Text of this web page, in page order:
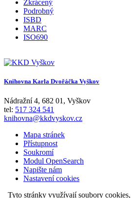
Zkrácený
Podrobný
ISBD
MARC
ISO690
Knihovna Karla Dvořáčka Vyškov
Nádražní 4, 682 01 , Vyškov
tel: 517 324 541
knihovna@kkdvyskov.cz
Mapa stránek
Přístupnost
Soukromí
Modul OpenSearch
Napište nám
Nastavení cookies
Tyto stránky využívají soubory